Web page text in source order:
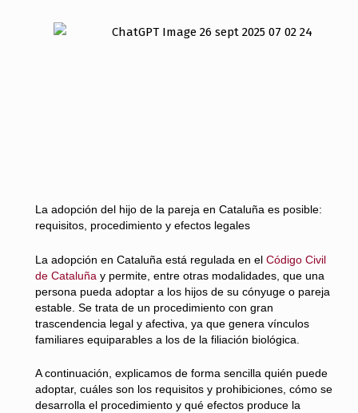
La adopción del hijo de la pareja en Cataluña es posible:
requisitos, procedimiento y efectos legales
La adopción en Cataluña está regulada en el Código Civil
de Cataluña y permite, entre otras modalidades, que una
persona pueda adoptar a los hijos de su cónyuge o pareja
estable. Se trata de un procedimiento con gran
trascendencia legal y afectiva, ya que genera vínculos
familiares equiparables a los de la filiación biológica.
A continuación, explicamos de forma sencilla quién puede
adoptar, cuáles son los requisitos y prohibiciones, cómo se
desarrolla el procedimiento y qué efectos produce la